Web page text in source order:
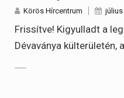
Körös Hírcentrum július
Frissítve! Kigyulladt a
Dévaványa külterületén,